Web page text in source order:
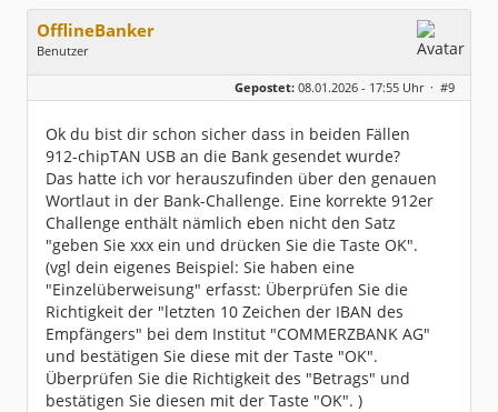
OfflineBanker
Benutzer
Geschlecht:
keine Angabe
Dabei seit:
04 / 2012
Gepostet: 08.01.2026 - 17:55 Uhr · #9
Ok du bist dir schon sicher dass in beiden Fällen
912-chipTAN USB an die Bank gesendet wurde?
Das hatte ich vor herauszufinden über den genauen
Wortlaut in der Bank-Challenge. Eine korrekte 912er
Challenge enthält nämlich eben nicht den Satz
"geben Sie xxx ein und drücken Sie die Taste OK".
(vgl dein eigenes Beispiel: Sie haben eine
"Einzelüberweisung" erfasst: Überprüfen Sie die
Richtigkeit der "letzten 10 Zeichen der IBAN des
Empfängers" bei dem Institut "COMMERZBANK AG"
und bestätigen Sie diese mit der Taste "OK".
Überprüfen Sie die Richtigkeit des "Betrags" und
bestätigen Sie diesen mit der Taste "OK". )